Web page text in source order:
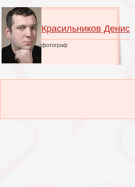
Красильников Денис
фотограф